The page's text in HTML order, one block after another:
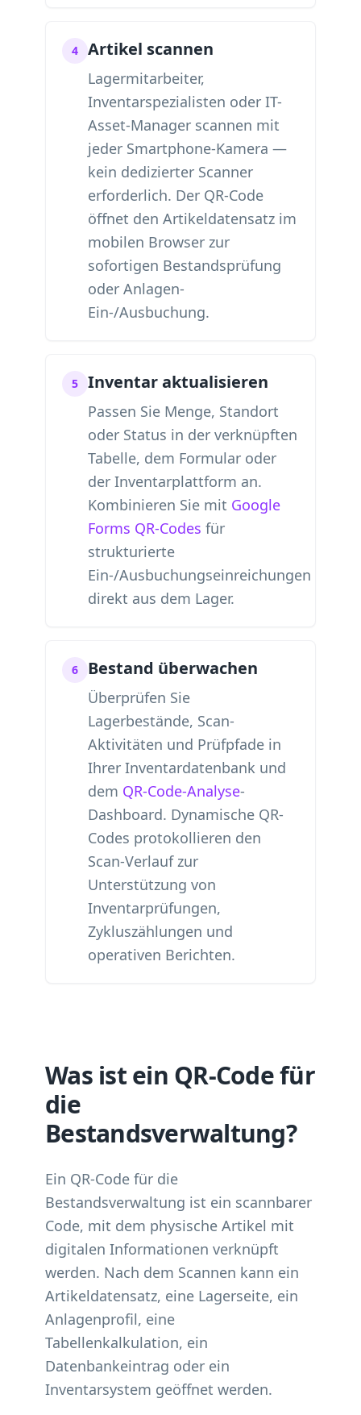
4 Artikel scannen
Lagermitarbeiter,
Inventarspezialisten oder IT-
Asset-Manager scannen mit
jeder Smartphone-Kamera —
kein dedizierter Scanner
erforderlich. Der QR-Code
öffnet den Artikeldatensatz im
mobilen Browser zur
sofortigen Bestandsprüfung
oder Anlagen-
Ein-/Ausbuchung.
5 Inventar aktualisieren
Passen Sie Menge, Standort
oder Status in der verknüpften
Tabelle, dem Formular oder
der Inventarplattform an.
Kombinieren Sie mit Google
Forms QR-Codes für
strukturierte
Ein-/Ausbuchungseinreichungen
direkt aus dem Lager.
6 Bestand überwachen
Überprüfen Sie
Lagerbestände, Scan-
Aktivitäten und Prüfpfade in
Ihrer Inventardatenbank und
dem QR-Code-Analyse-
Dashboard. Dynamische QR-
Codes protokollieren den
Scan-Verlauf zur
Unterstützung von
Inventarprüfungen,
Zykluszählungen und
operativen Berichten.
Was ist ein QR-Code für
die
Bestandsverwaltung?
Ein QR-Code für die
Bestandsverwaltung ist ein scannbarer
Code, mit dem physische Artikel mit
digitalen Informationen verknüpft
werden. Nach dem Scannen kann ein
Artikeldatensatz, eine Lagerseite, ein
Anlagenprofil, eine
Tabellenkalkulation, ein
Datenbankeintrag oder ein
Inventarsystem geöffnet werden.